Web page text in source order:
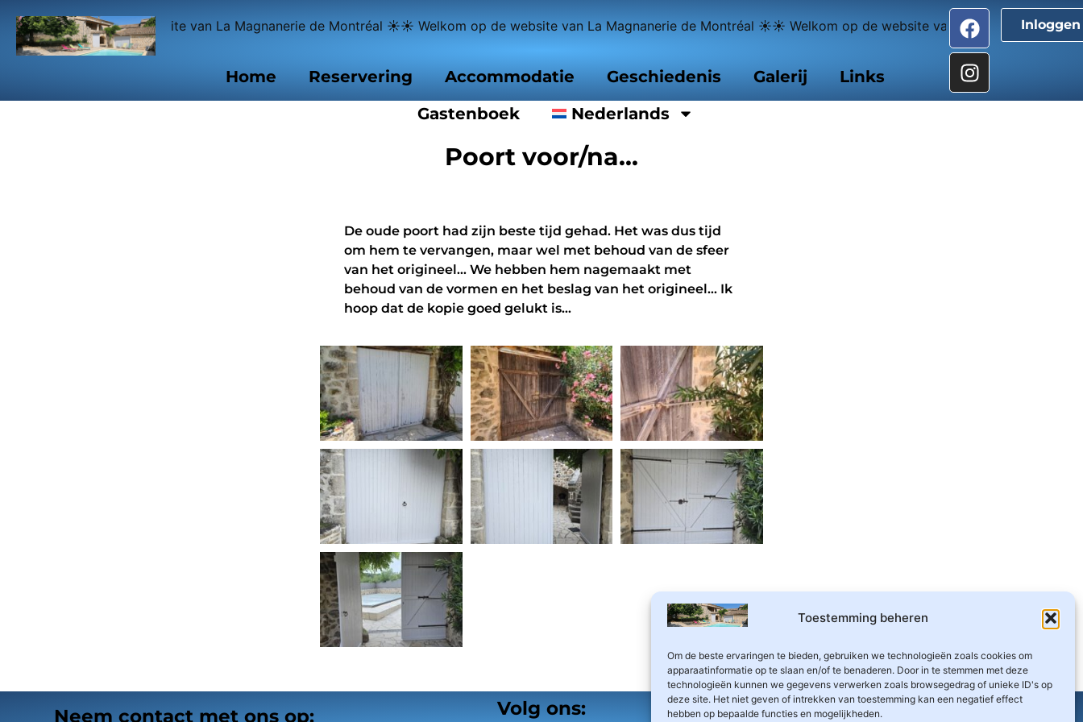
Toestemming beheren
Om de beste ervaringen te bieden, gebruiken we technologieën zoals cookies om
apparaatinformatie op te slaan en/of te benaderen. Door in te stemmen met deze
technologieën kunnen we gegevens verwerken zoals browsegedrag of unieke ID's op
deze site. Het niet geven of intrekken van toestemming kan een negatief effect
hebben op bepaalde functies en mogelijkheden.
Home Reservering Accommodatie Geschiedenis Galerij
Links
Gastenboek
Nederlands
Welkom op de website van La Magnanerie de Montréal ☀☀ Welkom op de website van La Magnanerie de Montréal ☀☀ Welkom op de website van La Magnanerie de
Inloggen
Poort voor/na...
De oude poort had zijn beste tijd gehad. Het was dus tijd
om hem te vervangen, maar wel met behoud van de sfeer
van het origineel… We hebben hem nagemaakt met
behoud van de vormen en het beslag van het origineel… Ik
hoop dat de kopie goed gelukt is…
Neem contact met ons op: Volg ons:
© La Magnanerie de Montréal 2025 - Alle rechten